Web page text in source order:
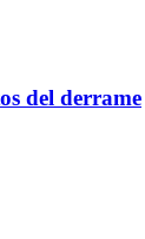
del derrame